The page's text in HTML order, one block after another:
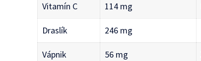
Vitamín C 114 mg
Draslík 246 mg
Vápnik 56 mg